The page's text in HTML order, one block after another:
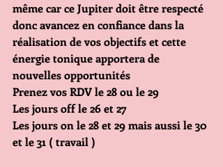
même car ce Jupiter doit être respecté
donc avancez en confiance dans la
réalisation de vos objectifs et cette
énergie tonique apportera de
nouvelles opportunités
Prenez vos RDV le 28 ou le 29
Les jours off le 26 et 27
Les jours on le 28 et 29 mais aussi le 30
et le 31 ( travail )